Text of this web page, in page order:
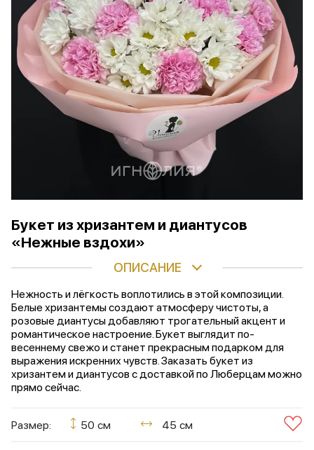
Букет из хризантем и диантусов
«Нежные вздохи»
ОПИСАНИЕ
Нежность и лёгкость воплотились в этой композиции.
Белые хризантемы создают атмосферу чистоты, а
розовые диантусы добавляют трогательный акцент и
романтическое настроение. Букет выглядит по-
весеннему свежо и станет прекрасным подарком для
выражения искренних чувств. Заказать букет из
хризантем и диантусов с доставкой по Люберцам можно
прямо сейчас.
Размер: 50 см 45 см